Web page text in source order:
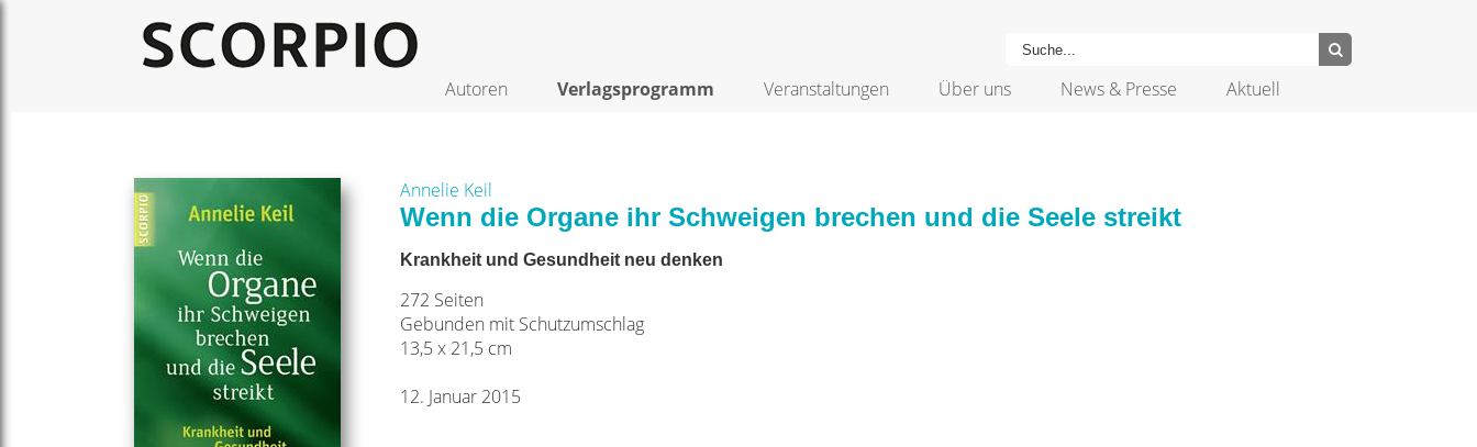
Autoren Verlagsprogramm Veranstaltungen Über uns News & Presse Aktuell
Annelie Keil
Wenn die Organe ihr Schweigen brechen und die Seele streikt
Krankheit und Gesundheit neu denken
272 Seiten
Gebunden mit Schutzumschlag
13,5 x 21,5 cm
12. Januar 2015